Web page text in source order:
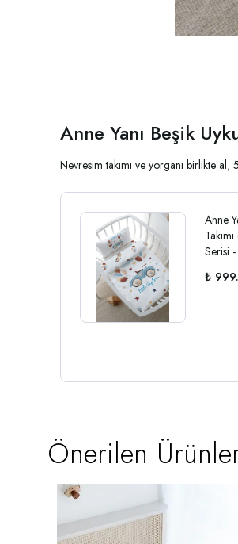
Anne Yanı Beşik
Nevresim takımı ve yorganı birlikte
Anne
Serisi
₺
Önerilen